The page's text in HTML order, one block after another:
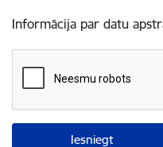
Informācija par datu